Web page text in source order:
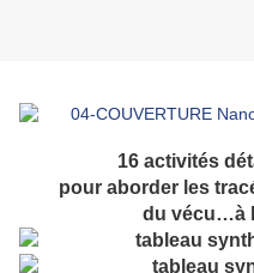
16 activités
pour aborder les
du vécu…à